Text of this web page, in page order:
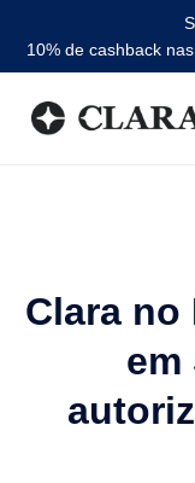
10% de cashback
Clara no
em